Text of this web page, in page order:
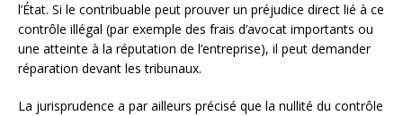
l’État. Si le contribuable peut prouver un préjudice direct lié à ce
contrôle illégal (par exemple des frais d’avocat importants ou
une atteinte à la réputation de l’entreprise), il peut demander
réparation devant les tribunaux.
La jurisprudence a par ailleurs précisé que la nullité du contrôle